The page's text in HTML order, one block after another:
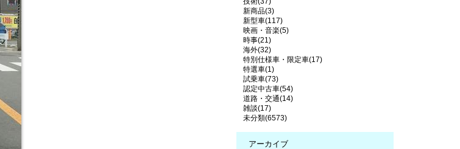
新商品(3)
新型車(117)
映画・音楽(5)
時事(21)
海外(32)
特別仕様車・限定車(17)
特選車(1)
試乗車(73)
認定中古車(54)
道路・交通(14)
雑談(17)
未分類(6573)
アーカイブ